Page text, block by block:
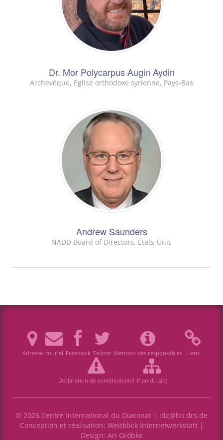
Dr. Mor Polycarpus Augin Aydin
Archevêque, Église orthodoxe syrienne, Pays-Bas
Andrew Saunders
NADD Board of Directors, États-Unis
Adresse couriel Facebook Twitter Mention des responsables Liens
Déclaration de confidentialité Plan du site
© 2026 Centre International du Diaconat | idz@bo.drs.de
Conception et réalisation: Weitblick Internetwerkstatt|
Design: Ari Gröbke